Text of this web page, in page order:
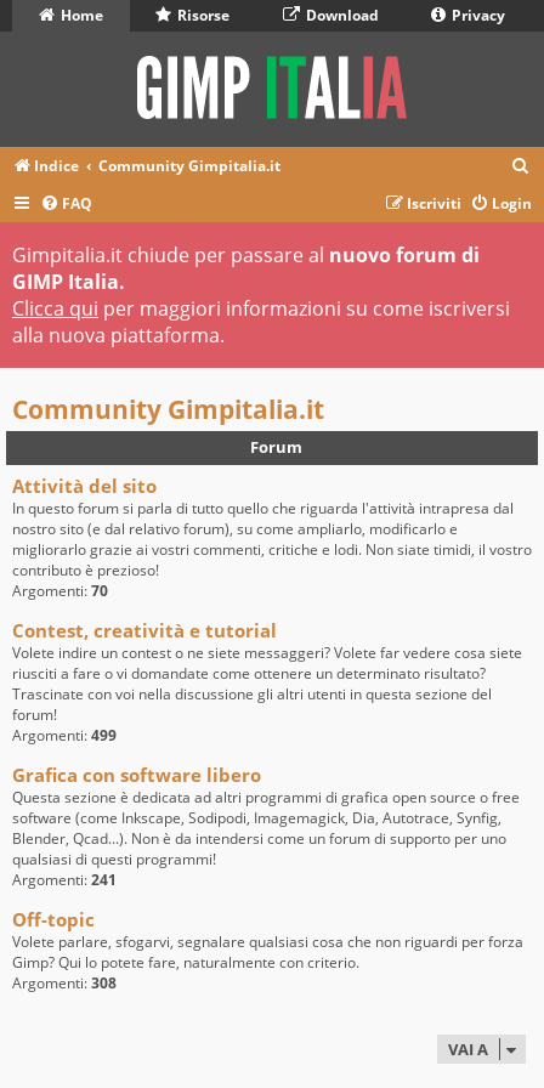
Home Risorse Download Privacy
Indice Community Gimpitalia.it
r
FAQ Login
Iscriviti
Gimpitalia.it chiude per passare al nuovo forum di
GIMP Italia.
Clicca qui per maggiori informazioni su come iscriversi
alla nuova piattaforma.
Community Gimpitalia.it
Forum
Attività del sito
In questo forum si parla di tutto quello che riguarda l'attività intrapresa dal
nostro sito (e dal relativo forum), su come ampliarlo, modificarlo e
migliorarlo grazie ai vostri commenti, critiche e lodi. Non siate timidi, il vostro
contributo è prezioso!
Argomenti:70
Contest, creatività e tutorial
Volete indire un contest o ne siete messaggeri? Volete far vedere cosa siete
riusciti a fare o vi domandate come ottenere un determinato risultato?
Trascinate con voi nella discussione gli altri utenti in questa sezione del
forum!
Argomenti:499
Grafica con software libero
Questa sezione è dedicata ad altri programmi di grafica open source o free
software (come Inkscape, Sodipodi, Imagemagick, Dia, Autotrace, Synfig,
Blender, Qcad...). Non è da intendersi come un forum di supporto per uno
qualsiasi di questi programmi!
Argomenti:241
Off-topic
Volete parlare, sfogarvi, segnalare qualsiasi cosa che non riguardi per forza
Gimp? Qui lo potete fare, naturalmente con criterio.
Argomenti:308
VAI A